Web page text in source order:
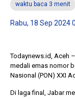
waktu baca 3 menit
Rabu, 18 Sep 2024
Todaynews.id, Aceh
medali emas nomor
Nasional (PON) XXI
Di laga final, Jabar
1 tahun lalu
Banyak
Pilkada